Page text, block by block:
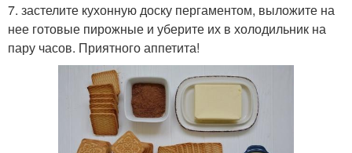
7. застелите кухонную доску пергаментом, выложите на
нее готовые пирожные и уберите их в холодильник на
пару часов. Приятного аппетита!